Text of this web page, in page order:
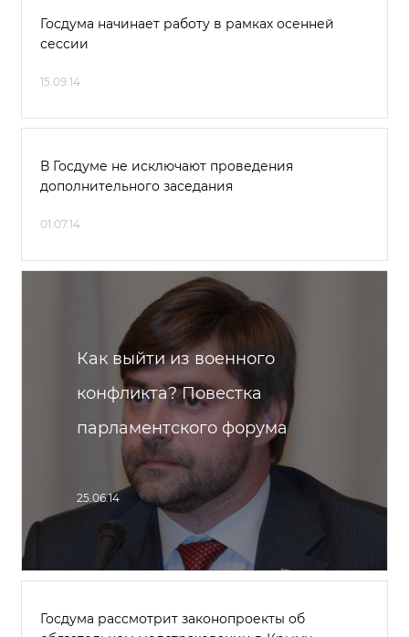
Госдума начинает работу в рамках осенней
сессии
15.09.14
В Госдуме не исключают проведения
дополнительного заседания
01.07.14
Как выйти из военного
конфликта? Повестка
парламентского форума
25.06.14
Госдума рассмотрит законопроекты об